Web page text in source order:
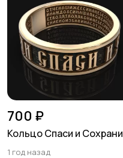
700 ₽
Кольцо Спаси и Сохрани
1 год назад